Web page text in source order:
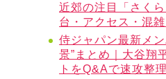
近郊の注目「さく
台・アクセス・混雑
侍ジャパン最新メ
景”まとめ｜大谷翔
トをQ&Aで速攻整理